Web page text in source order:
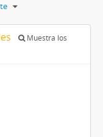
Muestra los